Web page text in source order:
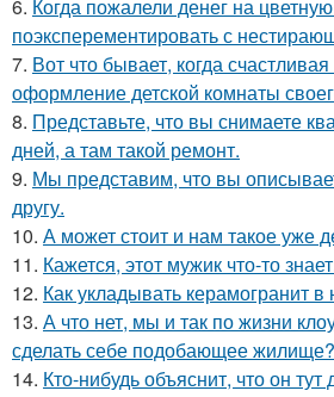
6. Когда пожалели денег на
поэксперементировать с
7. Вот что бывает, когда
оформление детской комнаты
8. Представьте, что вы снимаете
дней, а там такой ремонт.
9. Мы представим, что вы
другу.
10. А может стоит и нам такое уже
11. Кажется, этот мужик что-то
12. Как укладывать керамогранит
13. А что нет, мы и так по жизни
сделать себе подобающее жилище?
14. Кто-нибудь объяснит, что он тут